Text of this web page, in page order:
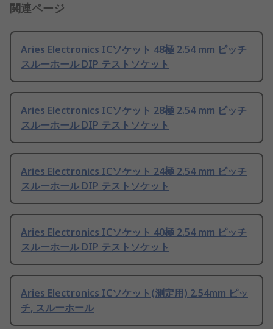
関連ページ
Aries Electronics ICソケット 48極 2.54 mm ピッチ
スルーホール DIP テストソケット
Aries Electronics ICソケット 28極 2.54 mm ピッチ
スルーホール DIP テストソケット
Aries Electronics ICソケット 24極 2.54 mm ピッチ
スルーホール DIP テストソケット
Aries Electronics ICソケット 40極 2.54 mm ピッチ
スルーホール DIP テストソケット
Aries Electronics ICソケット(測定用) 2.54mm ピッ
チ, スルーホール